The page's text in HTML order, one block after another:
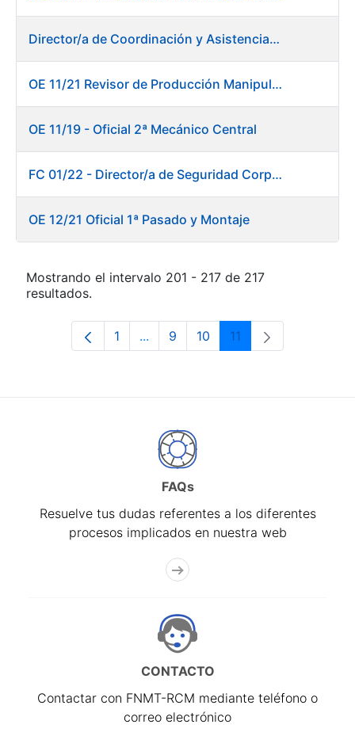
Director/a de Coordinación y Asistencia Técnica a la Presidencia -Dirección General
OE 11/21 Revisor de Producción Manipulado Timbre
OE 11/19 - Oficial 2ª Mecánico Central
FC 01/22 - Director/a de Seguridad Corporativa
OE 12/21 Oficial 1ª Pasado y Montaje
Mostrando el intervalo 201 - 217 de 217
resultados.
Página
1 ...Páginas intermedias Use TAB para
Página
9 Página
10 Página
11
FAQs
Resuelve tus dudas referentes a los diferentes
procesos implicados en nuestra web
CONTACTO
Contactar con FNMT-RCM mediante teléfono o
correo electrónico